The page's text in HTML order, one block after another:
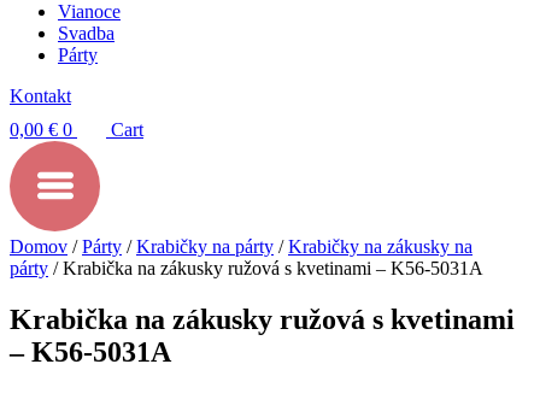
Vianoce
Svadba
Párty
Kontakt
0,00 € 0 Cart
Domov /Párty /Krabičky na párty /Krabičky na zákusky na
párty / Krabička na zákusky ružová s kvetinami – K56-5031A
Krabička na zákusky ružová s kvetinami
– K56-5031A